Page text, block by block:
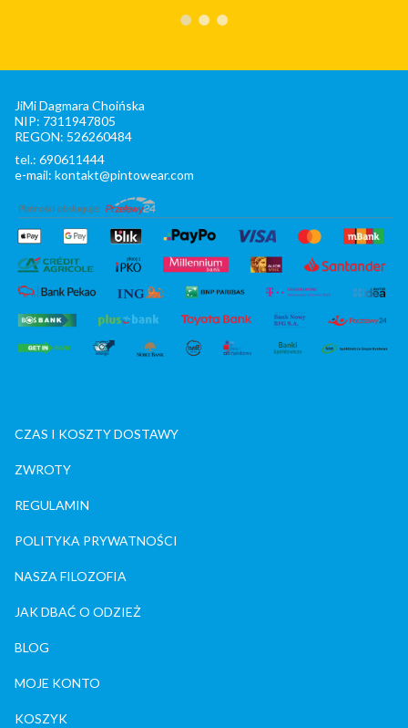
JiMi Dagmara Choińska
NIP: 7311947805
REGON: 526260484
tel.: 690611444
e-mail: kontakt@pintowear.com
CZAS I KOSZTY DOSTAWY
ZWROTY
REGULAMIN
POLITYKA PRYWATNOŚCI
NASZA FILOZOFIA
JAK DBAĆ O ODZIEŻ
BLOG
MOJE KONTO
KOSZYK